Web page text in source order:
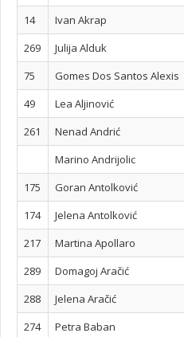
14
Ivan Akrap
269
Julija Alduk
75
Gomes Dos Santos Alexis
49
Lea Aljinović
261
Nenad Andrić
Marino Andrijolic
175
Goran Antolković
174
Jelena Antolković
217
Martina Apollaro
289
Domagoj Aračić
288
Jelena Aračić
274
Petra Baban